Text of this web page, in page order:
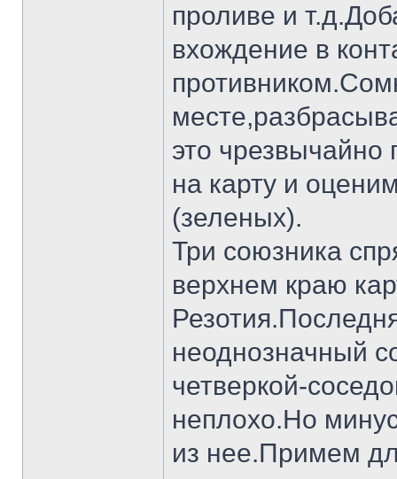
проливе и
вхождение в
это
на карту и
(зеленых).
Три союзника
верхнем краю
неоднозначный
четверкой-
неплохо.Но
из нее.Примем